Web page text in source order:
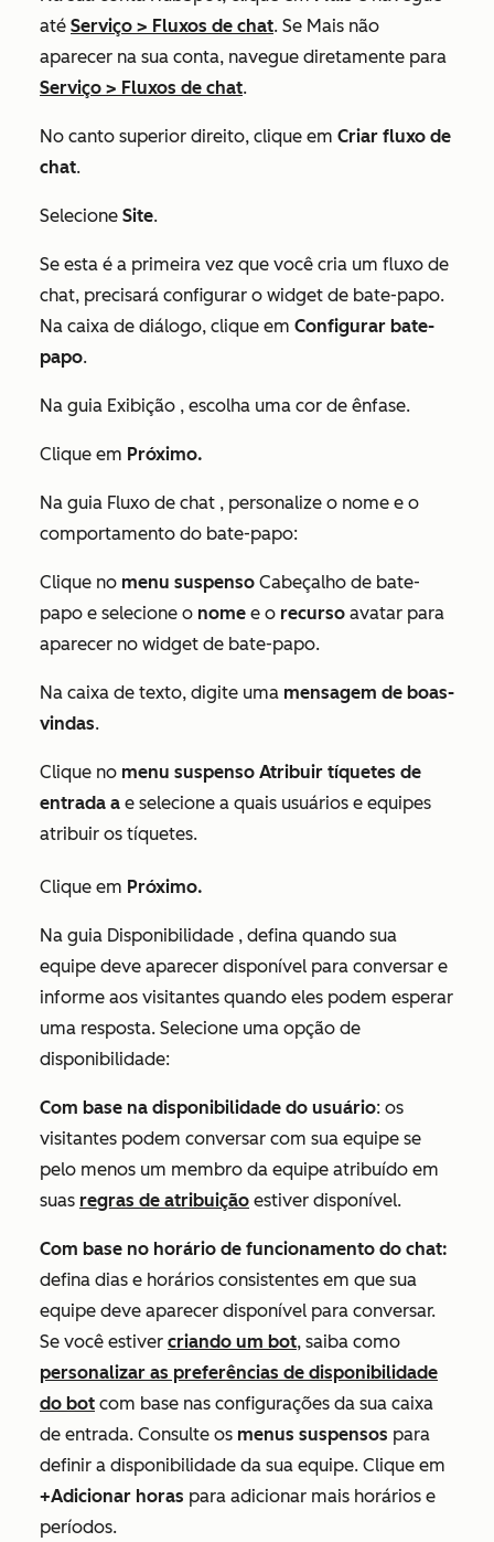
até Serviço > Fluxos de chat. Se Mais não
aparecer na sua conta, navegue diretamente para
Serviço > Fluxos de chat.
No canto superior direito, clique em Criar fluxo de
chat.
Selecione Site.
Se esta é a primeira vez que você cria um fluxo de
chat, precisará configurar o widget de bate-papo.
Na caixa de diálogo, clique em Configurar bate-
papo.
Na guia Exibição , escolha uma cor de ênfase.
Clique em Próximo.
Na guia Fluxo de chat , personalize o nome e o
comportamento do bate-papo:
Clique no menu suspenso Cabeçalho de bate-
papo e selecione o nome e o recurso avatar para
aparecer no widget de bate-papo.
Na caixa de texto, digite uma mensagem de boas-
vindas.
Clique no menu suspenso Atribuir tíquetes de
entrada a e selecione a quais usuários e equipes
atribuir os tíquetes.
Clique em Próximo.
Na guia Disponibilidade , defina quando sua
equipe deve aparecer disponível para conversar e
informe aos visitantes quando eles podem esperar
uma resposta. Selecione uma opção de
disponibilidade:
Com base na disponibilidade do usuário: os
visitantes podem conversar com sua equipe se
pelo menos um membro da equipe atribuído em
suas regras de atribuição estiver disponível.
Com base no horário de funcionamento do chat:
defina dias e horários consistentes em que sua
equipe deve aparecer disponível para conversar.
Se você estiver criando um bot, saiba como
personalizar as preferências de disponibilidade
do bot com base nas configurações da sua caixa
de entrada. Consulte os menus suspensos para
definir a disponibilidade da sua equipe. Clique em
+Adicionar horas para adicionar mais horários e
períodos.